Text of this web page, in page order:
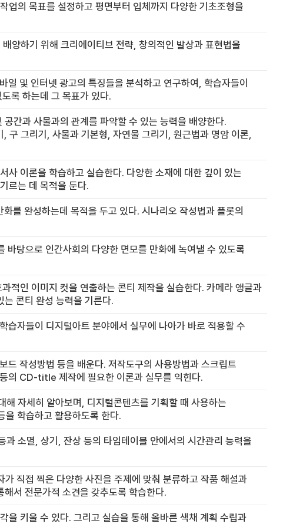
업의 목표를 설정하고 평면부터 입체까지 다양한 기초조형을
양하기 위해 크리에이티브 전략, 창의적인 발상과 표현법을
및 인터넷 광고의 특징들을 분석하고 연구하여, 학습자들이
록 하는데 그 목표가 있다.
간과 사물과의 관계를 파악할 수 있는 능력을 배양한다.
그리기, 사물과 기본형, 자연물 그리기, 원근법과 명암 이론,
사 이론을 학습하고 실습한다. 다양한 소재에 대한 깊이 있는
르는 데 목적을 둔다.
를 완성하는데 목적을 두고 있다. 시나리오 작성법과 플롯의
바탕으로 인간사회의 다양한 면모를 만화에 녹여낼 수 있도록
적인 이미지 컷을 연출하는 콘티 제작을 실습한다. 카메라 앵글과
콘티 완성 능력을 기른다.
습자들이 디지털아트 분야에서 실무에 나아가 바로 적용할 수
작성방법 등을 배운다. 저작도구의 사용방법과 스크립트
의 CD-title 제작에 필요한 이론과 실무를 익힌다.
자세히 알아보며, 디지털콘텐츠를 기획할 때 사용하는
을 학습하고 활용하도록 한다.
소멸, 상기, 잔상 등의 타임테이블 안에서의 시간관리 능력을
직접 찍은 다양한 사진을 주제에 맞춰 분류하고 작품 해설과
서 전문가적 소견을 갖추도록 학습한다.
을 키울 수 있다. 그리고 실습을 통해 올바른 색채 계획 수립과